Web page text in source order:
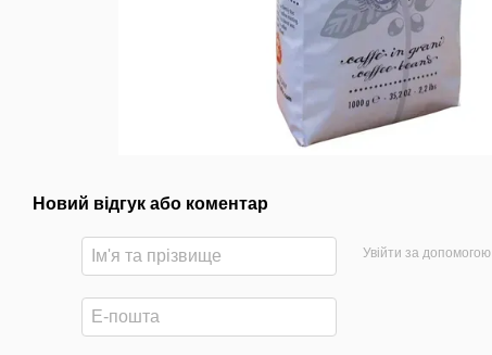
Новий відгук або коментар
Увійти за допомогою